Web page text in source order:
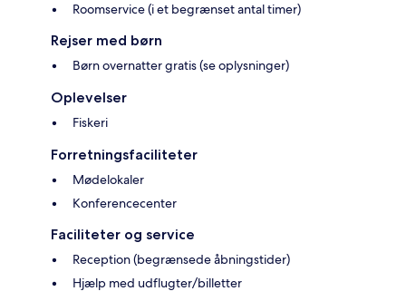
Roomservice (i et begrænset antal timer)
Rejser med børn
Børn overnatter gratis (se oplysninger)
Oplevelser
Fiskeri
Forretningsfaciliteter
Mødelokaler
Konferencecenter
Faciliteter og service
Reception (begrænsede åbningstider)
Hjælp med udflugter/billetter